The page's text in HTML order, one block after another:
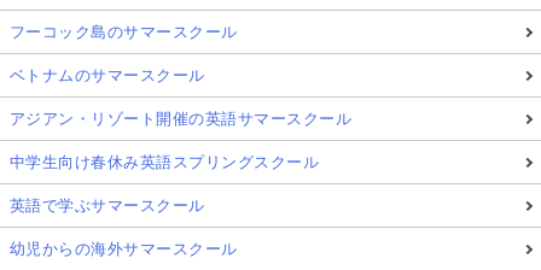
フーコック島のサマースクール
ベトナムのサマースクール
アジアン・リゾート開催の英語サマースクール
中学生向け春休み英語スプリングスクール
英語で学ぶサマースクール
幼児からの海外サマースクール